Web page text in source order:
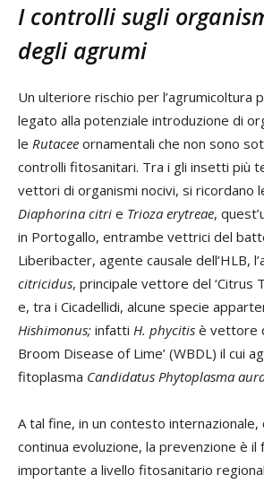
I controlli sugli
degli agrumi
Un ulteriore rischio per l’agrumicoltura
legato alla potenziale introduzione di
le Rutacee ornamentali che non sono
controlli fitosanitari. Tra i gli insetti più
vettori di organismi nocivi, si ricordano
Diaphorina citri e Trioza erytreae,
in Portogallo, entrambe vettrici del
Liberibacter, agente causale dell’HLB,
citricidus, principale vettore del ‘Citrus
e, tra i Cicadellidi, alcune specie
Hishimonus; infatti H. phycitis è vettore
Broom Disease of Lime’ (WBDL) il cui
fitoplasma Candidatus Phytoplasma
A tal fine, in un contesto internazionale,
continua evoluzione, la prevenzione è il
importante a livello fitosanitario